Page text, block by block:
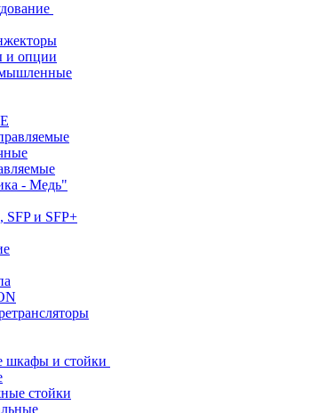
и опции
- Медь"
SFP и SFP+
шкафы и стойки
стойки